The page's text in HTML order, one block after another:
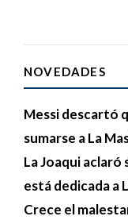
NOVEDADES
Messi descartó
sumarse a La
La Joaqui aclaró
está dedicada a
Crece el